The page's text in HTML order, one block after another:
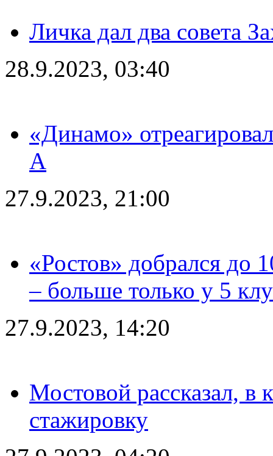
Личка дал два совета
28.9.2023, 03:40
«Динамо»
А
27.9.2023, 21:00
«Ростов» добрался до
– больше только у 5
27.9.2023, 14:20
Мостовой рассказал, в
стажировку